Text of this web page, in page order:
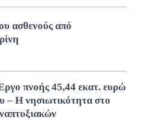
ασθενούς από
πνοής 45,44 εκατ. ευρώ
– Η νησιωτικότητα στο